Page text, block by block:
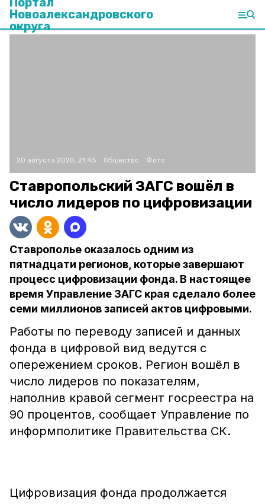
Новоалександровского
округа
20 августа 2020, 21:45 Общество Фото:
Ставропольский ЗАГС вошёл в
число лидеров по цифровизации
Ставрополье оказалось одним из
пятнадцати регионов, которые завершают
процесс цифровизации фонда. В настоящее
время Управление ЗАГС края сделало более
семи миллионов записей актов цифровыми.
Работы по переводу записей и данных
фонда в цифровой вид ведутся с
опережением сроков. Регион вошёл в
число лидеров по показателям,
наполнив кравой сегмент госреестра на
90 процентов, сообщает Управление по
информполитике Правительства СК.
Цифровизация фонда продолжается